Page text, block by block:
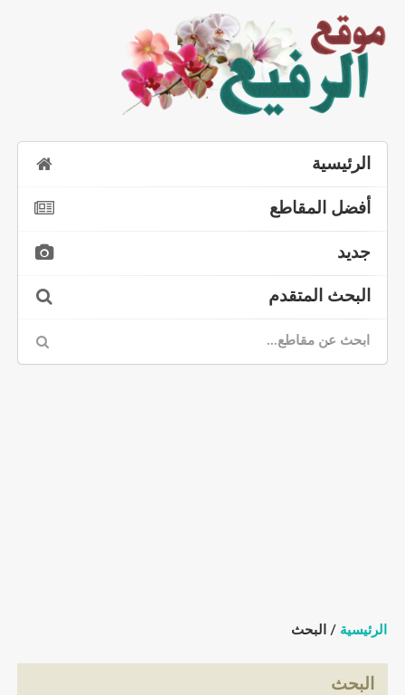
الرئيسية
أفضل المقاطع
جديد
البحث المتقدم
الرئيسية / البحث
البحث